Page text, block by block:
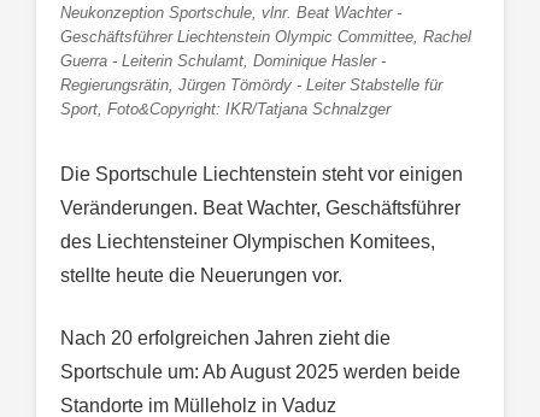
Neukonzeption Sportschule, vlnr. Beat Wachter -
Geschäftsführer Liechtenstein Olympic Committee, Rachel
Guerra - Leiterin Schulamt, Dominique Hasler -
Regierungsrätin, Jürgen Tömördy - Leiter Stabstelle für
Sport, Foto&Copyright: IKR/Tatjana Schnalzger
Die Sportschule Liechtenstein steht vor einigen
Veränderungen. Beat Wachter, Geschäftsführer
des Liechtensteiner Olympischen Komitees,
stellte heute die Neuerungen vor.
Nach 20 erfolgreichen Jahren zieht die
Sportschule um: Ab August 2025 werden beide
Standorte im Mülleholz in Vaduz